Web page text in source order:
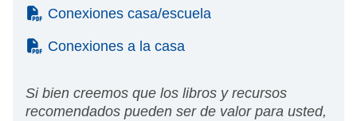
(PDF)
Conexiones casa/escuela
(PDF)
Conexiones a la casa
Si bien creemos que los libros y recursos
recomendados pueden ser de valor para usted,